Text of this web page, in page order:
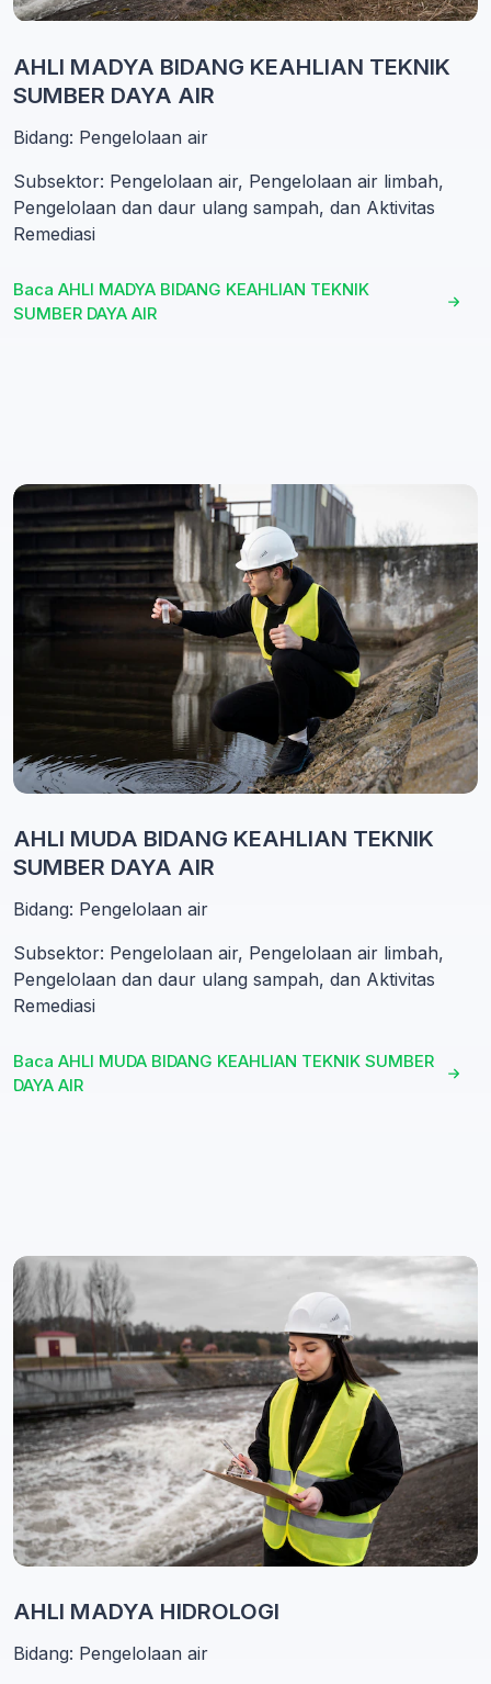
AHLI MADYA BIDANG KEAHLIAN TEKNIK
SUMBER DAYA AIR
Bidang: Pengelolaan air
Subsektor: Pengelolaan air, Pengelolaan air limbah,
Pengelolaan dan daur ulang sampah, dan Aktivitas
Remediasi
Baca AHLI MADYA BIDANG KEAHLIAN TEKNIK
SUMBER DAYA AIR
AHLI MUDA BIDANG KEAHLIAN TEKNIK
SUMBER DAYA AIR
Bidang: Pengelolaan air
Subsektor: Pengelolaan air, Pengelolaan air limbah,
Pengelolaan dan daur ulang sampah, dan Aktivitas
Remediasi
Baca AHLI MUDA BIDANG KEAHLIAN TEKNIK SUMBER
DAYA AIR
AHLI MADYA HIDROLOGI
Bidang: Pengelolaan air